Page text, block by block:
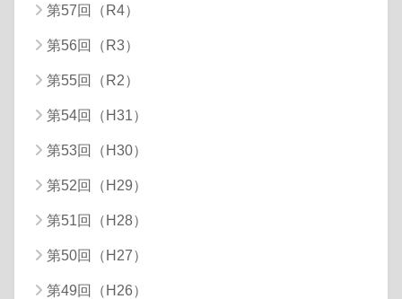
第57回（R4）
第56回（R3）
第55回（R2）
第54回（H31）
第53回（H30）
第52回（H29）
第51回（H28）
第50回（H27）
第49回（H26）